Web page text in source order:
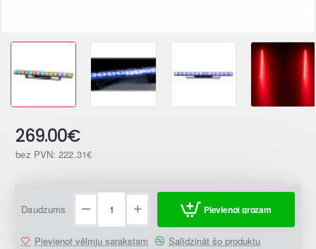
269.00€
bez PVN: 222.31€
Daudzums Pievienot grozam
Pievienot vēlmju sarakstam Salīdzināt šo produktu